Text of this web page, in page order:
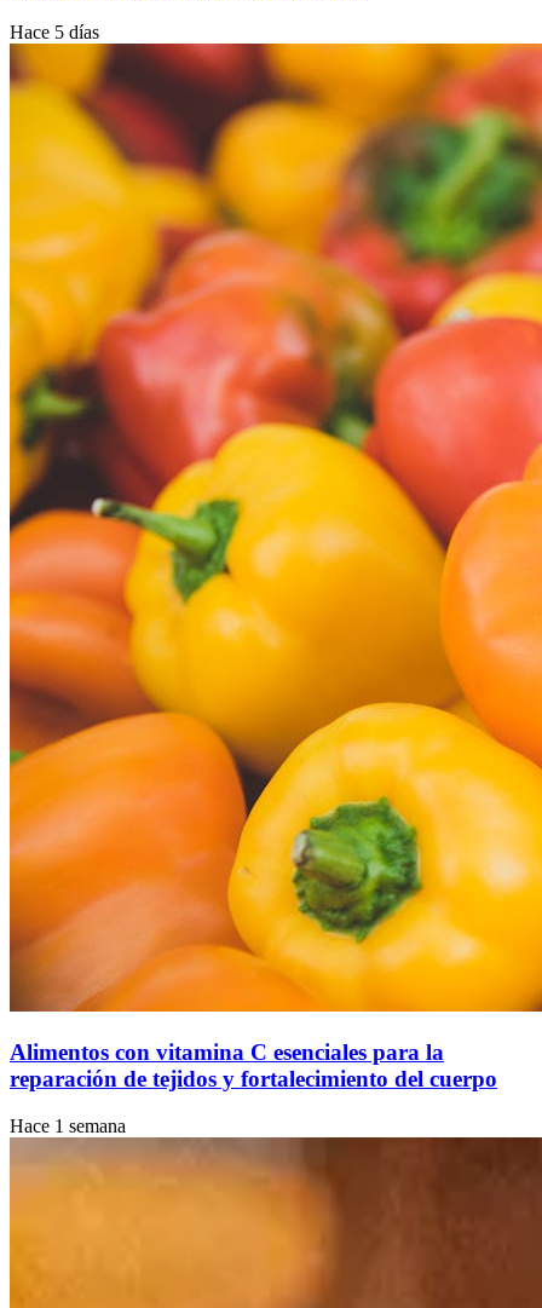
Hace 5 días
Alimentos con vitamina C esenciales para la
reparación de tejidos y fortalecimiento del cuerpo
Hace 1 semana